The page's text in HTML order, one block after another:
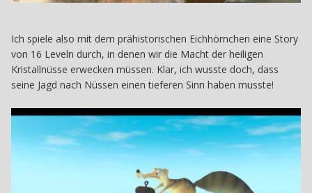
Ich spiele also mit dem prähistorischen Eichhörnchen eine Story
von 16 Leveln durch, in denen wir die Macht der heiligen
Kristallnüsse erwecken müssen. Klar, ich wusste doch, dass
seine Jagd nach Nüssen einen tieferen Sinn haben musste!